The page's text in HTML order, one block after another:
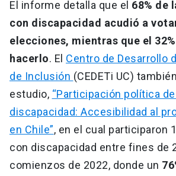
El informe detalla que el 68% de
con discapacidad acudió a
elecciones, mientras que el
hacerlo. El Centro de Desarrollo
de Inclusión (CEDETi UC)
estudio, “Participación política
discapacidad: Accesibilidad al
en Chile”, en el cual participaron
con discapacidad entre fines de
comienzos de 2022, donde un